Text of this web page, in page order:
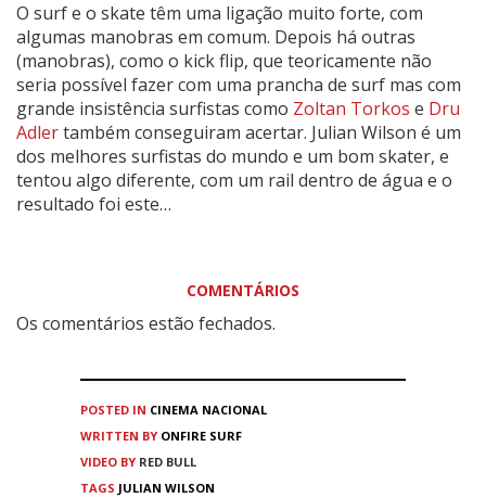
O surf e o skate têm uma ligação muito forte, com
algumas manobras em comum. Depois há outras
(manobras), como o kick flip, que teoricamente não
seria possível fazer com uma prancha de surf mas com
grande insistência surfistas como Zoltan Torkos e Dru
Adlertambém conseguiram acertar. Julian Wilson é um
dos melhores surfistas do mundo e um bom skater, e
tentou algo diferente, com um rail dentro de água e o
resultado foi este…
COMENTÁRIOS
Os comentários estão fechados.
POSTED IN CINEMA NACIONAL
WRITTEN BY ONFIRE SURF
VIDEO BY RED BULL
TAGS JULIAN WILSON